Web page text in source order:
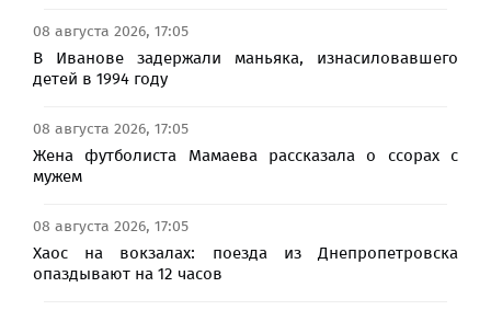
08 августа 2026, 17:05
В Иванове задержали маньяка, изнасиловавшего
детей в 1994 году
08 августа 2026, 17:05
Жена футболиста Мамаева рассказала о ссорах с
мужем
08 августа 2026, 17:05
Хаос на вокзалах: поезда из Днепропетровска
опаздывают на 12 часов